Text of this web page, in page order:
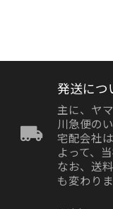
発送につ
主に、ヤ
川急便の
宅配会社
よって、
なお、送
も変わりま